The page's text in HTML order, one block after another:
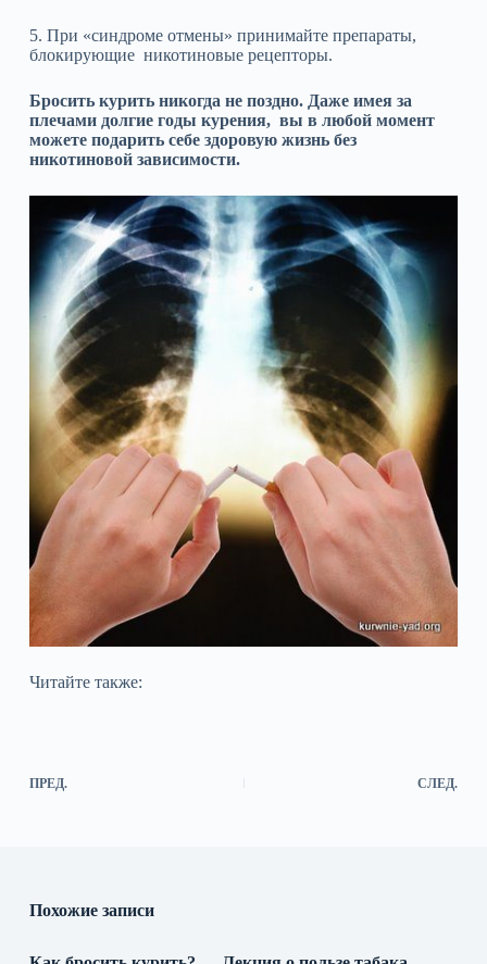
5. При «синдроме отмены» принимайте препараты,
блокирующие никотиновые рецепторы.
Бросить курить никогда не поздно. Даже имея за
плечами долгие годы курения, вы в любой момент
можете подарить себе здоровую жизнь без
никотиновой зависимости.
Читайте также:
ПРЕД. СЛЕД.
Похожие записи